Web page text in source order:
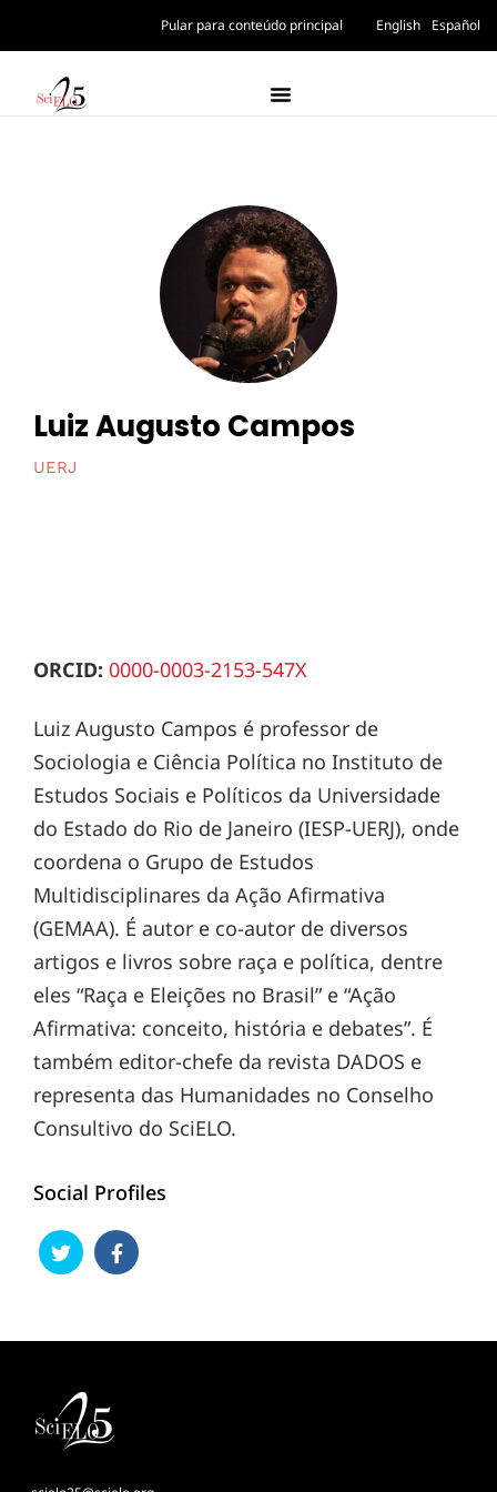
Pular para conteúdo principal English Español
Luiz Augusto Campos
UERJ
ORCID: 0000-0003-2153-547X
Luiz Augusto Campos é professor de
Sociologia e Ciência Política no Instituto de
Estudos Sociais e Políticos da Universidade
do Estado do Rio de Janeiro (IESP-UERJ), onde
coordena o Grupo de Estudos
Multidisciplinares da Ação Afirmativa
(GEMAA). É autor e co-autor de diversos
artigos e livros sobre raça e política, dentre
eles “Raça e Eleições no Brasil” e “Ação
Afirmativa: conceito, história e debates”. É
também editor-chefe da revista DADOS e
representa das Humanidades no Conselho
Consultivo do SciELO.
Social Profiles